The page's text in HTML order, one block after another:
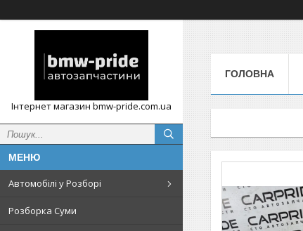
Інтернет магазин bmw-pride.com.ua
Автомобілі у Розборі
Розборка Суми
ГОЛОВНА